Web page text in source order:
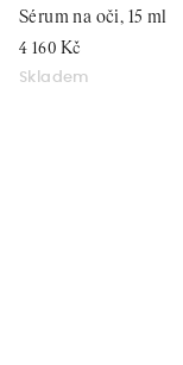
4 160 Kč
Skladem
Sérum na oči, 15 ml